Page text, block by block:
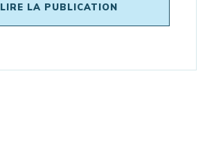
LIRE LA PUBLICATION